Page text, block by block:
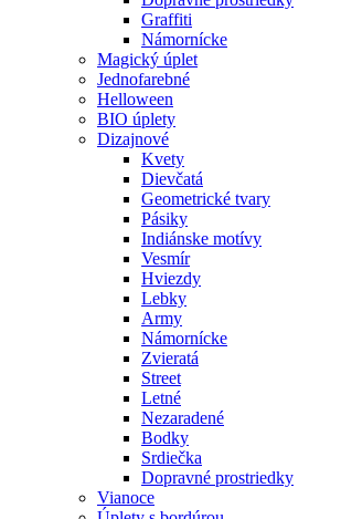
Graffiti
Námornícke
Magický úplet
Jednofarebné
Helloween
BIO úplety
Dizajnové
Kvety
Dievčatá
Geometrické tvary
Pásiky
Indiánske motívy
Vesmír
Hviezdy
Lebky
Army
Námornícke
Zvieratá
Street
Letné
Nezaradené
Bodky
Srdiečka
Dopravné prostriedky
Vianoce